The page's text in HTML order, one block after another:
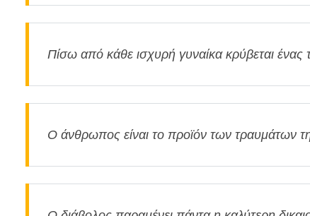
Πίσω από κάθε ισχυρή γυναίκα κρύβεται ένας
Ο άνθρωπος είναι το προϊόν των τραυμάτων